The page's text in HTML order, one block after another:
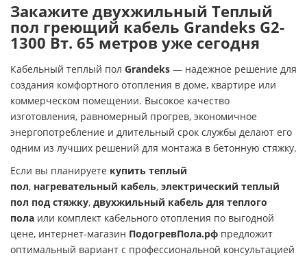
Закажите двухжильный Теплый
пол греющий кабель Grandeks G2-
1300 Вт. 65 метров уже сегодня
Кабельный теплый пол Grandeks — надежное решение для
создания комфортного отопления в доме, квартире или
коммерческом помещении. Высокое качество
изготовления, равномерный прогрев, экономичное
энергопотребление и длительный срок службы делают его
одним из лучших решений для монтажа в бетонную стяжку.
Если вы планируете купить теплый
пол, нагревательный кабель, электрический теплый
пол под стяжку, двухжильный кабель для теплого
пола или комплект кабельного отопления по выгодной
цене, интернет-магазин ПодогревПола.рф предложит
оптимальный вариант с профессиональной консультацией